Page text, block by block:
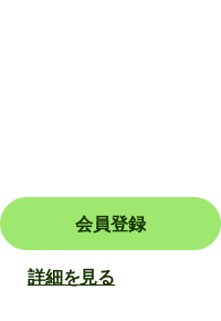
会員登録
詳細を見る